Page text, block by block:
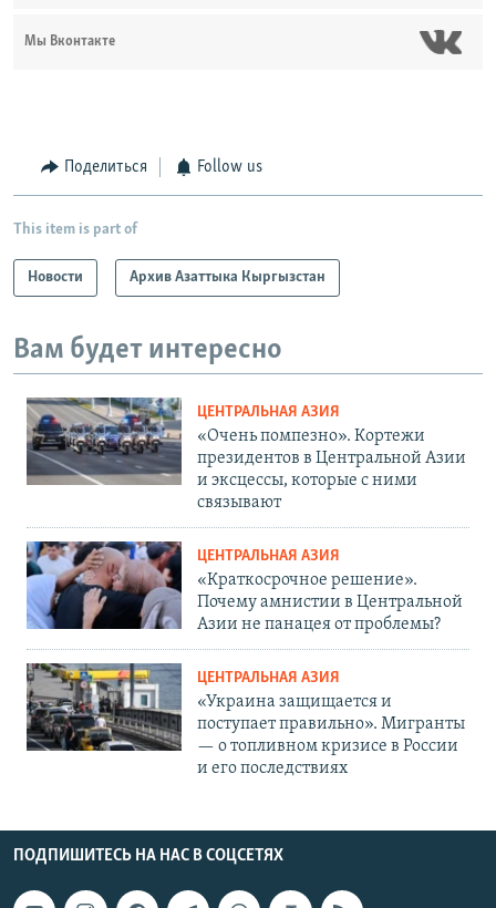
Мы Вконтакте
Поделиться Follow us
This item is part of
Новости Архив Азаттыка Кыргызстан
Вам будет интересно
ЦЕНТРАЛЬНАЯ АЗИЯ
«Очень помпезно». Кортежи
президентов в Центральной Азии
и эксцессы, которые с ними
связывают
ЦЕНТРАЛЬНАЯ АЗИЯ
«Краткосрочное решение».
Почему амнистии в Центральной
Азии не панацея от проблемы?
ЦЕНТРАЛЬНАЯ АЗИЯ
«Украина защищается и
поступает правильно». Мигранты
— о топливном кризисе в России
и его последствиях
ПОДПИШИТЕСЬ НА НАС В СОЦСЕТЯХ